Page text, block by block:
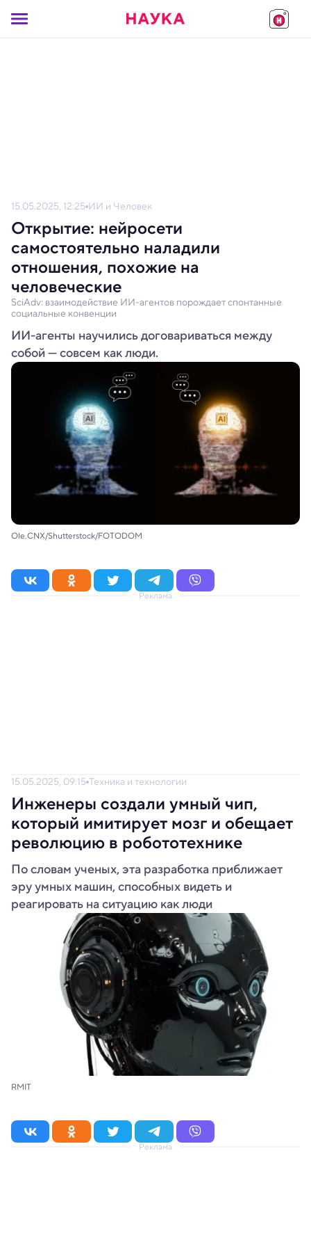
15.05.2025, 12:25 ИИ и Человек
Открытие: нейросети
самостоятельно наладили
отношения, похожие на
человеческие
SciAdv: взаимодействие ИИ-агентов порождает спонтанные
социальные конвенции
ИИ-агенты научились договариваться между
собой — совсем как люди.
Ole.CNX/Shutterstock/FOTODOM
Реклама
15.05.2025, 09:15 Техника и технологии
Инженеры создали умный чип,
который имитирует мозг и обещает
революцию в робототехнике
По словам ученых, эта разработка приближает
эру умных машин, способных видеть и
реагировать на ситуацию как люди
RMIT
Реклама